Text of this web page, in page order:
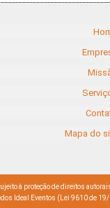
Mapa do
à proteção de direitos
Ideal Eventos (Lei 9610 de